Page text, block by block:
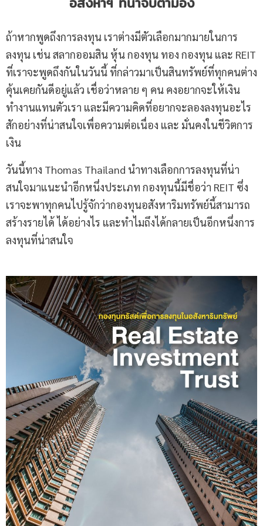
ถ้าหากพูดถึงการลงทุน เราต่างมีตัวเลือกมากมายในการ
ลงทุน เช่น สลากออมสิน หุ้น กองทุน ทอง กองทุน และ REIT
ที่เราจะพูดถึงกันในวันนี้ ที่กล่าวมาเป็นสินทรัพย์ที่ทุกคนต่าง
คุ้นเคยกันดีอยู่แล้ว เชื่อว่าหลาย ๆ คน คงอยากจะให้เงิน
ทำงานแทนตัวเรา และมีความคิดที่อยากจะลองลงทุนอะไร
สักอย่างที่น่าสนใจเพื่อความต่อเนื่อง และ มั่นคงในชีวิตการ
เงิน
วันนี้ทาง Thomas Thailand นำทางเลือกการลงทุนที่น่า
สนใจมาแนะนำอีกหนึ่งประเภท กองทุนนี้มีชื่อว่า REIT ซึ่ง
เราจะพาทุกคนไปรู้จักว่ากองทุนอสังหาริมทรัพย์นี้สามารถ
สร้างรายได้ ได้อย่างไร และทำไมถึงได้กลายเป็นอีกหนึ่งการ
ลงทุนที่น่าสนใจ